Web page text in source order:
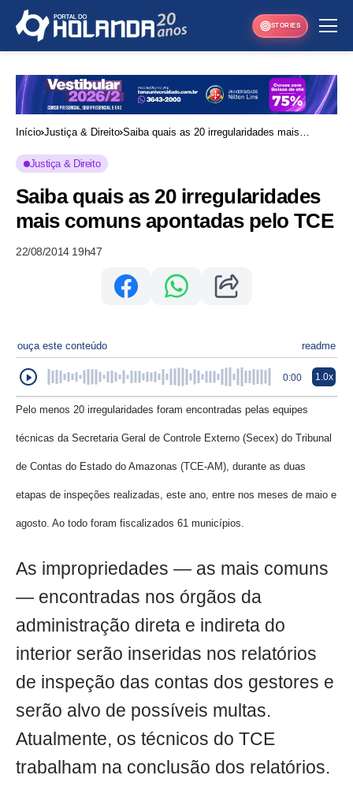
STORIES
Início Justiça & Direito Saiba quais as 20 irregularidades mais
Justiça & Direito
Saiba quais as 20 irregularidades
mais comuns apontadas pelo TCE
22/08/2014 19h47
ouça este conteúdo readme
0:00 1.0x
Pelo menos 20 irregularidades foram encontradas pelas equipes
técnicas da Secretaria Geral de Controle Externo (Secex) do Tribunal
de Contas do Estado do Amazonas (TCE-AM), durante as duas
etapas de inspeções realizadas, este ano, entre nos meses de maio e
agosto. Ao todo foram fiscalizados 61 municípios.
As impropriedades — as mais comuns
— encontradas nos órgãos da
administração direta e indireta do
interior serão inseridas nos relatórios
de inspeção das contas dos gestores e
serão alvo de possíveis multas.
Atualmente, os técnicos do TCE
trabalham na conclusão dos relatórios.